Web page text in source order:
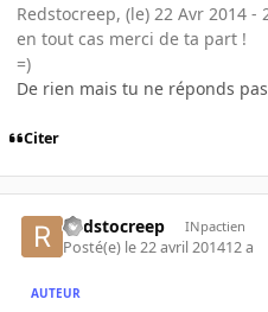
Redstocreep, (le) 22 Avr 2014 -
en tout cas merci de ta part !
=)
De rien mais tu ne réponds
Citer
Redstocreep INpactien
Posté(e) le 22 avril 201412 a
AUTEUR